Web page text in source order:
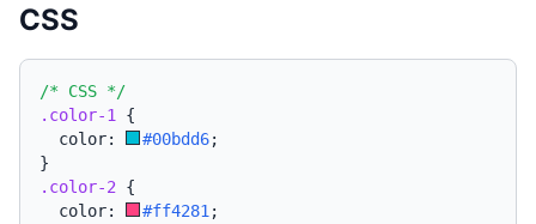
CSS
/* CSS */
.color-1
{
  color:
#00bdd6;
}
.color-2 {
  color:
#ff4281 ;